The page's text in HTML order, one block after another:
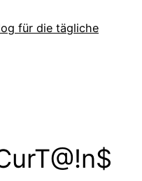
für die tägliche